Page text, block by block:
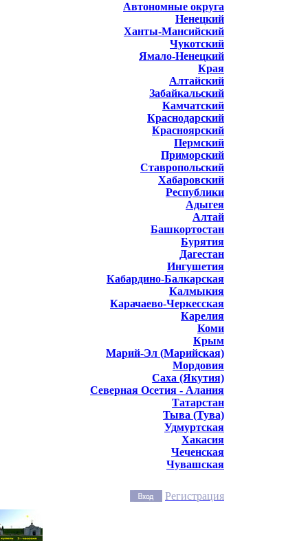
Автономные округа
Ненецкий
Ханты-Мансийский
Чукотский
Ямало-Ненецкий
Края
Алтайский
Забайкальский
Камчатский
Краснодарский
Красноярский
Пермский
Приморский
Ставропольский
Хабаровский
Республики
Адыгея
Алтай
Башкортостан
Бурятия
Дагестан
Ингушетия
Кабардино-Балкарская
Калмыкия
Карачаево-Черкесская
Карелия
Коми
Крым
Марий-Эл (Марийская)
Мордовия
Саха (Якутия)
Северная Осетия - Алания
Татарстан
Тыва (Тува)
Удмуртская
Хакасия
Чеченская
Чувашская
Регистрация